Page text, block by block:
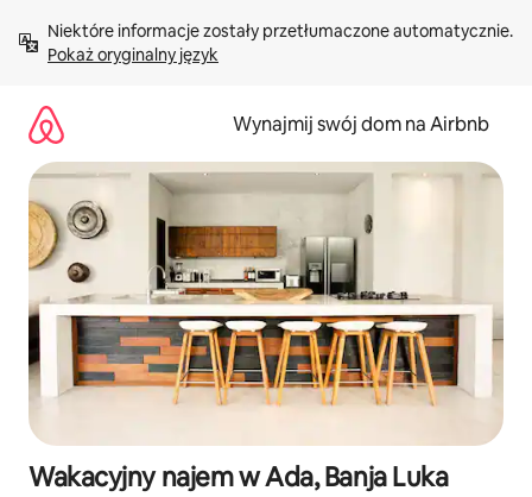
treści Pokaż oryginalny język
Wynajmij swój dom na Airbnb
Wakacyjny najem w Ada, Banja Luka